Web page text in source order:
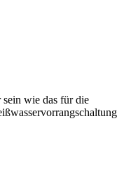
sein wie das für die